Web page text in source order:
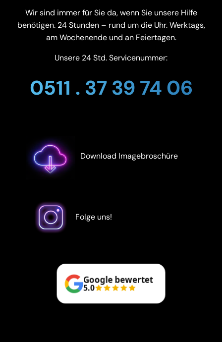
Wir sind immer für Sie da, wenn Sie unsere Hilfe
benötigen. 24 Stunden – rund um die Uhr. Werktags,
am Wochenende und an Feiertagen.
Unsere 24 Std. Servicenummer:
0511 . 37 39 74 06
Download Imagebroschüre
Folge uns!
Google bewertet
5.0